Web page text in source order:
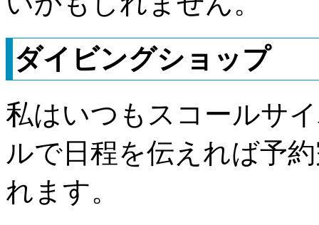
ダイビングショップ
私はいつもスコールサ
ルで日程を伝えれば予
れます。